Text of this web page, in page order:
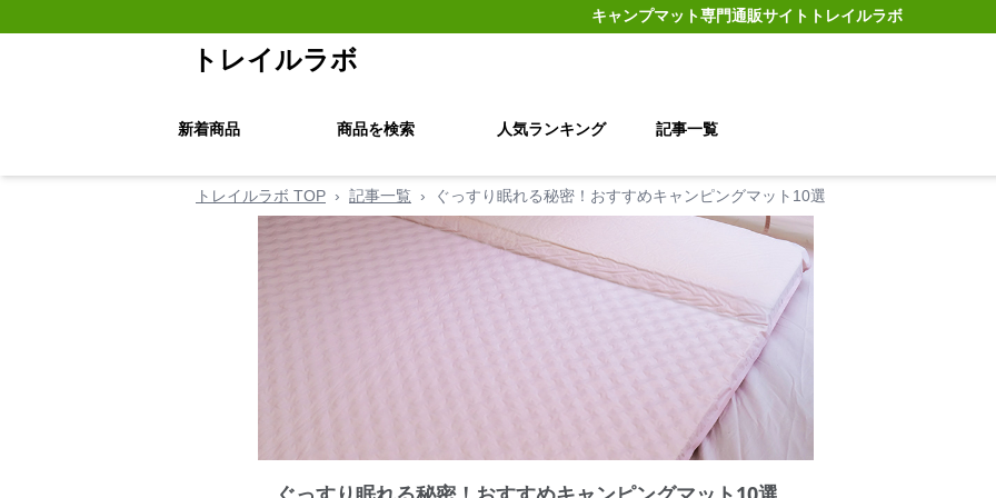
キャンプマット専門通販サイト トレイルラボ
トレイルラボ
新着商品 商品を検索 人気ランキング 記事一覧
トレイルラボ TOP › 記事一覧 › ぐっすり眠れる秘密！おすすめキャンピングマット10選